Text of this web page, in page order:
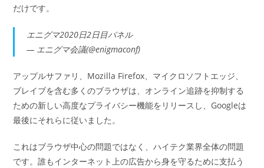
だけです。
エニグマ2020日2日目パネル
— エニグマ会議(@enigmaconf)
アップルサファリ、Mozilla Firefox、マイクロソフトエッジ、
ブレイブを含む多くのブラウザは、オンライン追跡を抑制する
ための新しい高度なプライバシー機能をリリースし、Googleは
最後にそれらに従いました。
これはブラウザ中心の問題ではなく、ハイテク業界全体の問題
です。誰もインターネット上の広告から身を守るために支払う